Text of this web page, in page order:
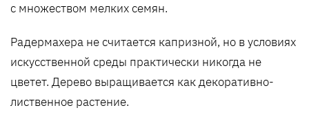
с множеством мелких семян.
Радермахера не считается капризной, но в условиях
искусственной среды практически никогда не
цветет. Дерево выращивается как декоративно-
лиственное растение.